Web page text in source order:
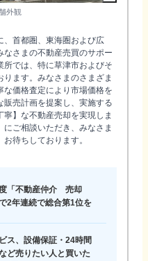
外観
、首都圏、東海圏および広
さまの不動産売買のサポー
所では、特に草津市およびそ
ます。みなさまのさまざま
価格査定により市場価格を
販売計画を提案し、実施する
】な不動産売却を実現しま
ご相談いただき、みなさま
待ちしております。
「不動産仲介 売却
2年連続で総合第1位を
ス、設備保証・24時間
ど売りたい人と買いた